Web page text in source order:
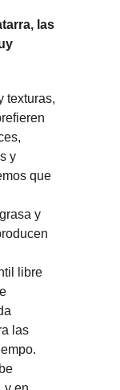
las
texturas,
y
que
y
libre
las